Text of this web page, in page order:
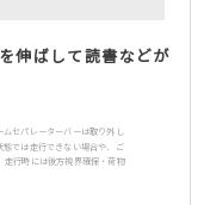
伸ばして読書などが
セパレーターバーは取り外し
では走行できない場合や、ご
走行時には後方視界確保・荷物